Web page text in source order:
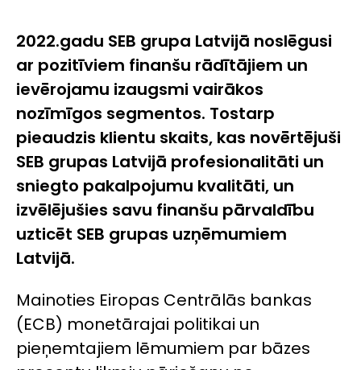
2022.gadu SEB grupa Latvijā noslēgusi
ar pozitīviem finanšu rādītājiem un
ievērojamu izaugsmi vairākos
nozīmīgos segmentos. Tostarp
pieaudzis klientu skaits, kas novērtējuši
SEB grupas Latvijā profesionalitāti un
sniegto pakalpojumu kvalitāti, un
izvēlējušies savu finanšu pārvaldību
uzticēt SEB grupas uzņēmumiem
Latvijā.
Mainoties Eiropas Centrālās bankas
(ECB) monetārajai politikai un
pieņemtajiem lēmumiem par bāzes